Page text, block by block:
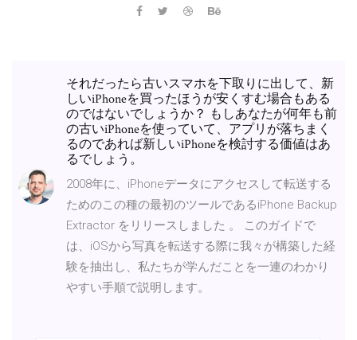
それだったら古いスマホを下取りに出して、新
しいiPhoneを買ったほうが安くすむ場合もある
のではないでしょうか？ もしあなたが何年も前
の古いiPhoneを使っていて、アプリが落ちまく
るのであれば新しいiPhoneを検討する価値はあ
るでしょう。
2008年に、iPhoneデータにアクセスして転送する
ためのこの種の最初のツールであるiPhone Backup
Extractor をリリースしました 。 このガイドで
は、iOSから写真を転送する際に我々が構築した経
験を抽出し、私たちが学んだことを一連のわかり
やすい手順で説明します。